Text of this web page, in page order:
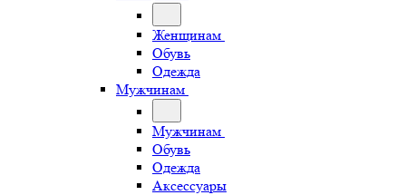
Женщинам
Обувь
Одежда
Мужчинам
Мужчинам
Обувь
Одежда
Аксессуары